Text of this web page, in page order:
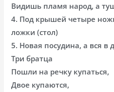
Видишь пламя народ, а
4. Под крышей четыре
ложки (стол)
5. Новая посудина, а вся в
Три братца
Пошли на речку купаться,
Двое купаются,